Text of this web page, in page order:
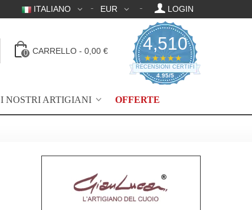
ITALIANO EUR LOGIN
0 CARRELLO - 0,00 € 4,510
★★★★★ 4.95 valutazione
4.95/5
RECENSIONI CERTIFICATE
I NOSTRI ARTIGIANI OFFERTE